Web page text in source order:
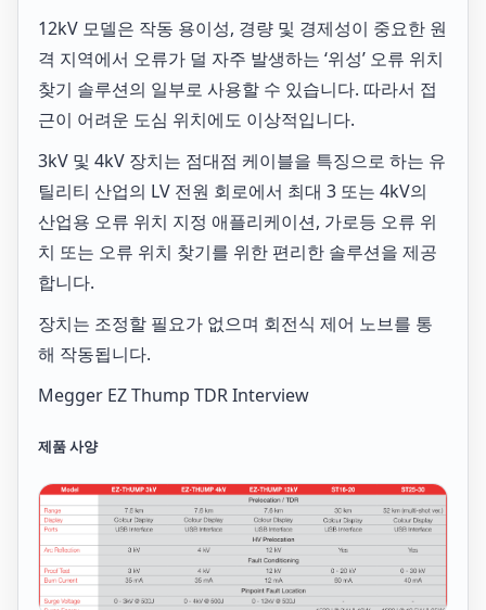
12kV 모델은 작동 용이성, 경량 및 경제성이 중요한 원
격 지역에서 오류가 덜 자주 발생하는 ‘위성’ 오류 위치
찾기 솔루션의 일부로 사용할 수 있습니다. 따라서 접
근이 어려운 도심 위치에도 이상적입니다.
3kV 및 4kV 장치는 점대점 케이블을 특징으로 하는 유
틸리티 산업의 LV 전원 회로에서 최대 3 또는 4kV의
산업용 오류 위치 지정 애플리케이션, 가로등 오류 위
치 또는 오류 위치 찾기를 위한 편리한 솔루션을 제공
합니다.
장치는 조정할 필요가 없으며 회전식 제어 노브를 통
해 작동됩니다.
Megger EZ Thump TDR Interview
제품 사양